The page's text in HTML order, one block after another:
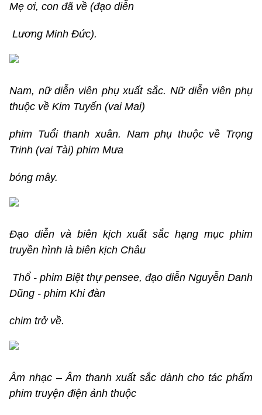
Mẹ ơi, con đã về (đạo diễn
Lương Minh Đức).
Nam, nữ diễn viên phụ xuất sắc. Nữ diễn viên phụ
thuộc về Kim Tuyến (vai Mai)
phim Tuổi thanh xuân. Nam phụ thuộc về Trọng
Trinh (vai Tài) phim Mưa
bóng mây.
Đạo diễn và biên kịch xuất sắc hạng mục phim
truyền hình là biên kịch Châu
Thổ - phim Biệt thự pensee, đạo diễn Nguyễn Danh
Dũng - phim Khi đàn
chim trở về.
Âm nhạc – Âm thanh xuất sắc dành cho tác phẩm
phim truyện điện ảnh thuộc